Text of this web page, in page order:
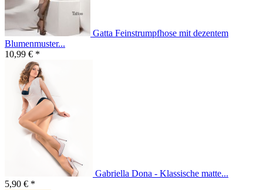
Gatta Feinstrumpfhose mit dezentem
Blumenmuster...
10,99 € *
Gabriella Dona - Klassische matte...
5,90 € *